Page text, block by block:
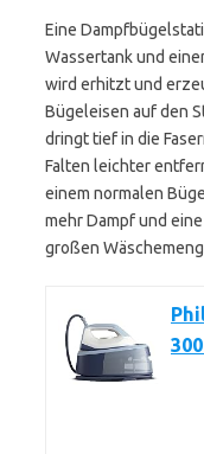
Eine
Wassertank und
wird erhitzt und
Bügeleisen auf den
dringt tief in die
Falten leichter
einem normalen
mehr Dampf und
großen